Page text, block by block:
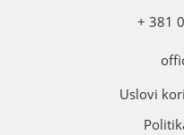
+ 381
Uslovi